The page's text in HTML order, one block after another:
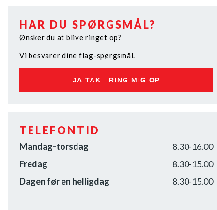
HAR DU SPØRGSMÅL?
Ønsker du at blive ringet op?
Vi besvarer dine flag-spørgsmål.
JA TAK - RING MIG OP
TELEFONTID
Mandag-torsdag
8.30-16.00
Fredag
8.30-15.00
Dagen før en helligdag
8.30-15.00